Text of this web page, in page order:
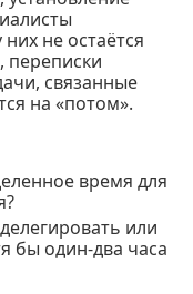
не остаётся
переписки
связанные
на «потом».
время для
или
бы один-два часа